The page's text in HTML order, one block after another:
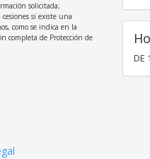
solicitada;
si existe una
como se indica en la
completa de Protección de
DE